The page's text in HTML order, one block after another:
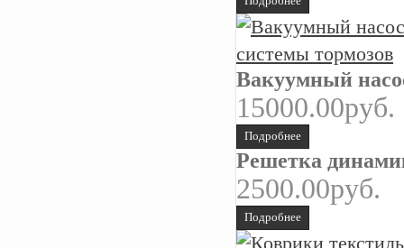
Вакуумный
15000.00руб.
Подробнее
Решетка
2500.00руб.
Подробнее